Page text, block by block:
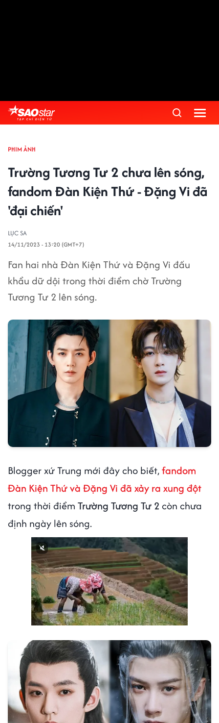
PHIM ẢNH
Trường Tương Tư 2 chưa lên sóng,
fandom Đàn Kiện Thứ - Đặng Vi đã
'đại chiến'
LỤC SA
14/11/2023 - 13:20 (GMT+7)
Fan hai nhà Đàn Kiện Thứ và Đặng Vi đấu
khẩu dữ dội trong thời điểm chờ Trường
Tương Tư 2 lên sóng.
Blogger xứ Trung mới đây cho biết,fandom
Đàn Kiện Thứ và Đặng Vi đã xảy ra xung đột
trong thời điểm Trường Tương Tư 2 còn chưa
định ngày lên sóng.